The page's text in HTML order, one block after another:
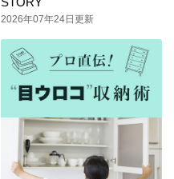
2026年07年24日更新